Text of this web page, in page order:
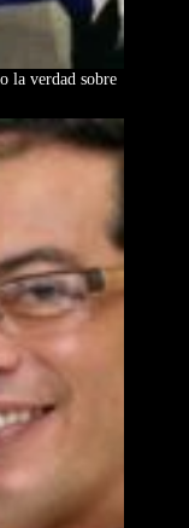
la verdad sobre